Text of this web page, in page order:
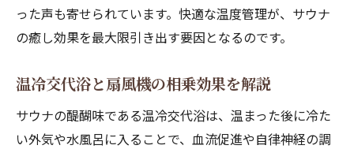
った声も寄せられています。快適な温度管理が、サウナ
の癒し効果を最大限引き出す要因となるのです。
温冷交代浴と扇風機の相乗効果を解説
サウナの醍醐味である温冷交代浴は、温まった後に冷た
い外気や水風呂に入ることで、血流促進や自律神経の調